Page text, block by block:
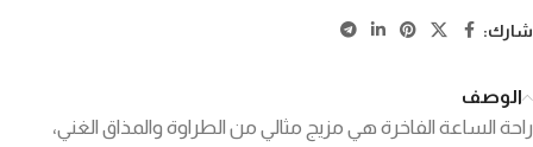
شارك:
الوصف
راحة الساعة الفاخرة هي مزيج مثالي من الطراوة والمذاق الغني،